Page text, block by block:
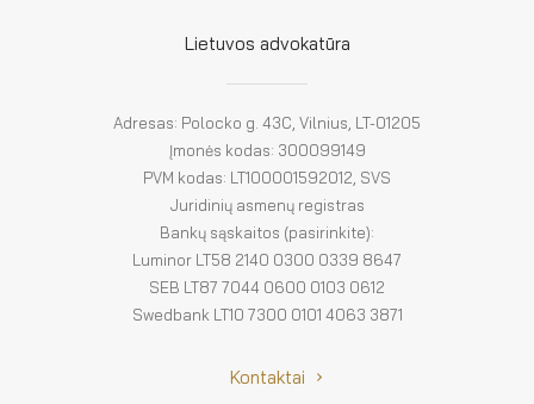
ES
Lietuvos advokatūra
Adresas: Polocko g. 43C, Vilnius, LT-01205
Įmonės kodas: 300099149
PVM kodas: LT100001592012, SVS
Juridinių asmenų registras
Bankų sąskaitos (pasirinkite):
Luminor LT58 2140 0300 0339 8647
SEB LT87 7044 0600 0103 0612
Swedbank LT10 7300 0101 4063 3871
Kontaktai